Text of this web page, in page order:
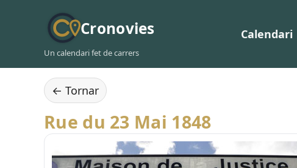
Cronovies
Un calendari fet de carrers
Calendari
← Tornar
Rue du 23 Mai 1848